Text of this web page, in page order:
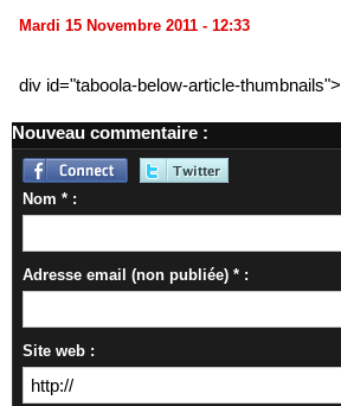
Mardi 15 Novembre 2011 - 12:33
div id="taboola-below-article-thumbnails">
Nouveau commentaire :
Nom * :
Adresse email (non publiée) * :
Site web :